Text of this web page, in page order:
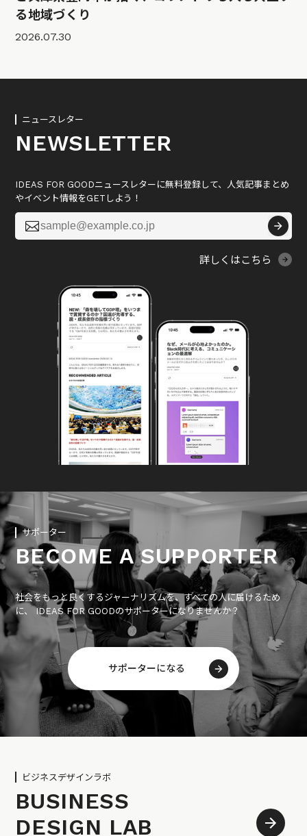
る地域づくり
2026.07.30
ニュースレター
NEWSLETTER
IDEAS FOR GOODニュースレターに無料登録して、人気記事まとめ
やイベント情報をGETしよう！

詳しくはこちら
サポーター
BECOME A SUPPORTER
社会をもっと良くするジャーナリズムを、すべての人に届けるため
に、 IDEAS FOR GOODのサポーターになりませんか？
サポーターになる
ビジネスデザインラボ
BUSINESS
DESIGN LAB